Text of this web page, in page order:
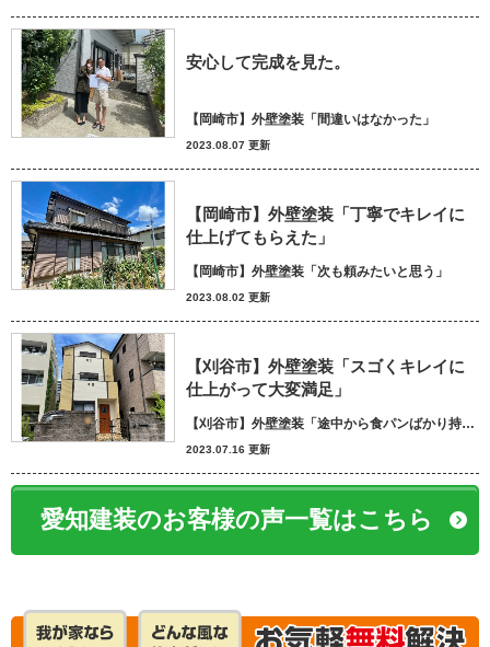
安心して完成を見た。
【岡崎市】外壁塗装「間違いはなかった」
2023.08.07 更新
【岡崎市】外壁塗装「丁寧でキレイに
仕上げてもらえた」
【岡崎市】外壁塗装「次も頼みたいと思う」
2023.08.02 更新
【刈谷市】外壁塗装「スゴくキレイに
仕上がって大変満足」
【刈谷市】外壁塗装「途中から食パンばかり持ってきてパン屋さんかと思いました笑」
2023.07.16 更新
愛知建装のお客様の声一覧はこちら